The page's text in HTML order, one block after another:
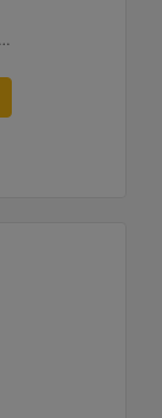
Caterpillar Tarafından Tedarik Edilen AFRC ve Müşteri Tarafından Sağlanan Atık Arıtma ile NSPS Saha Uyumluluğuna Sahiptir, %0,5 O2 Ayar Noktası